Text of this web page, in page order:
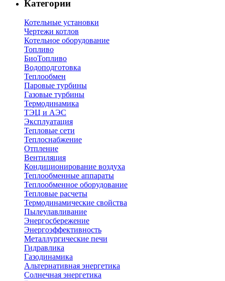
Категории
Котельные установки
Чертежи котлов
Котельное оборудование
Топливо
БиоТопливо
Водоподготовка
Теплообмен
Паровые турбины
Газовые турбины
Термодинамика
ТЭЦ и АЭС
Эксплуатация
Тепловые сети
Теплоснабжение
Отпление
Вентиляция
Кондиционирование воздуха
Теплообменные аппараты
Теплообменное оборудование
Тепловые расчеты
Термодинамические свойства
Пылеулавливание
Энергосбережение
Энергоэффективность
Металлургические печи
Гидравлика
Газодинамика
Альтернативная энергетика
Солнечная энергетика